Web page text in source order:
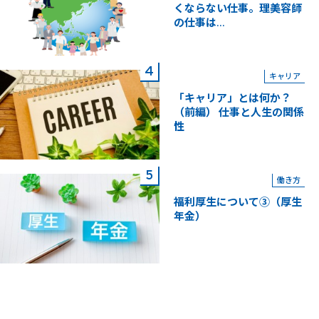
くならない仕事。理美容師
の仕事は...
キャリア
「キャリア」とは何か？
（前編） 仕事と人生の関係
性
働き方
福利厚生について③（厚生
年金）